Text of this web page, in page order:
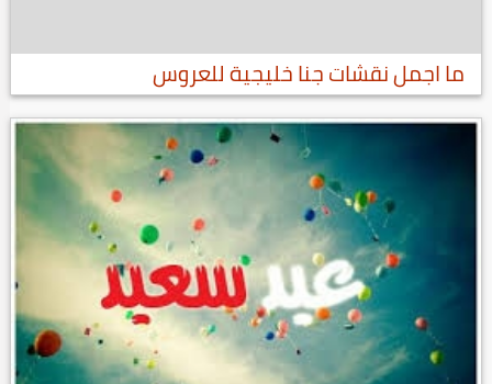
ما اجمل نقشات جنا خليجية للعروس